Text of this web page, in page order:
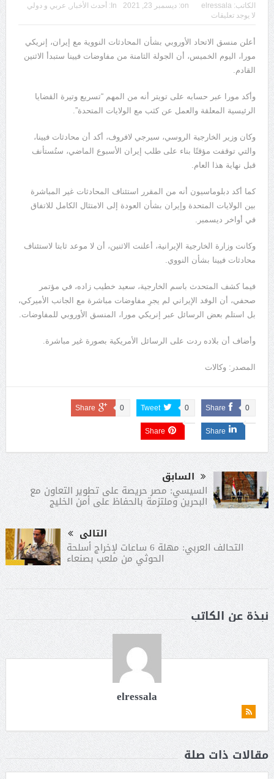
الكاتب: elressala
on: ديسمبر 23, 2021 In: أحدث الأخبار
عربي و دولي
لا يوجد تعليقات
أعلن منسق الاتحاد الأوروبي بشأن المحادثات النووية مع إيران، إنريكي
مورا، اليوم الخميس، أن الجولة الثامنة من مفاوضات فيينا ستبدأ الاثنين
القادم.
وأكد مورا عبر حسابه على تويتر أنه من المهم “تسريع وتيرة القضايا
الرئيسية المعلقة والعمل عن كثب مع الولايات المتحدة”.
وكان وزير الخارجية الروسي، سيرجي لافروف، أكد أن محادثات فيينا،
والتي توقفت مؤقتًا بناء على طلب إيران الأسبوع الماضي، ستُستأنف
قبل نهاية هذا العام.
كما أكد دبلوماسيون أنه من المقرر استئناف المحادثات غير المباشرة
بين الولايات المتحدة وإيران بشأن العودة إلى الامتثال الكامل للاتفاق
في أواخر ديسمبر.
وكانت وزارة الخارجية الإيرانية، أعلنت الاثنين، أن لا موعد ثابتا لاستئناف
محادثات فيينا بشأن النووي.
فيما كشف المتحدث باسم الخارجية، سعيد خطيب زاده، في مؤتمر
صحفي، أن الوفد الإيراني لم يجرِ مفاوضات مباشرة مع الجانب الأميركي،
بل استلم بعض الرسائل عبر إنريكي مورا، المنسق الأوروبي للمفاوضات.
وأضاف أن بلاده ردت على الرسائل الأمريكية بصورة غير مباشرة.
المصدر: وكالات
Share 0
Tweet 0
Share 0
Share
Share
السابق
السيسي: مصر حريصة على تطوير التعاون مع
البحرين وملتزمة بالحفاظ على أمن الخليج
التالى
التحالف العربي: مهلة 6 ساعات لإخراج أسلحة
الحوثي من ملعب بصنعاء
نبذة عن الكاتب
elressala
مقالات ذات صلة